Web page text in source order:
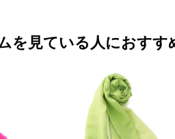
を見ている人におすす